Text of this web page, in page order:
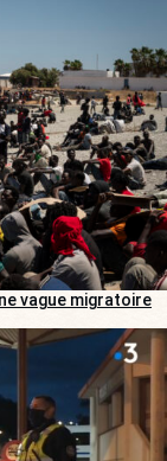
vague migratoire